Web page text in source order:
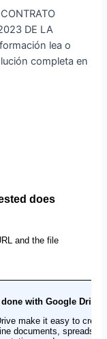
DE LA
lea o
completa en